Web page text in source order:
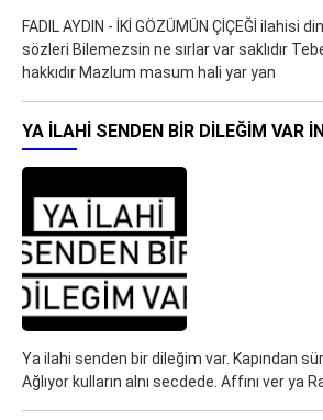
FADIL AYDIN - İKİ GÖZÜMÜN ÇİÇEĞİ ilahisi
sözleri Bilemezsin ne sırlar var saklıdır
hakkıdır Mazlum masum hali yar yan
YA ILAHI SENDEN BIR DILEĞIM VAR
Ya ilahi senden bir dileğim var. Kapından
Ağlıyor kulların alnı secdede. Affını ver ya